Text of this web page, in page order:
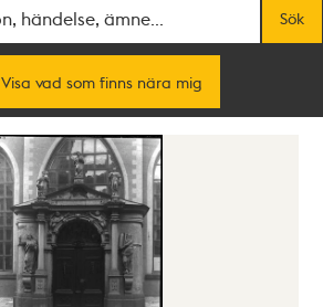
Sök
Visa vad som finns nära mig